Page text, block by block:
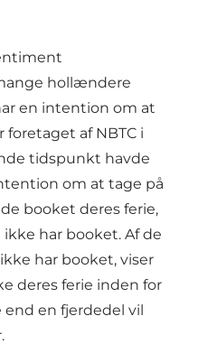
hollændere
en intention om at
foretaget af NBTC i
tidspunkt havde
om at tage på
booket deres ferie,
har booket. Af de
har booket, viser
deres ferie inden for
end en fjerdedel vil